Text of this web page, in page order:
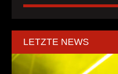
LETZTE NEWS